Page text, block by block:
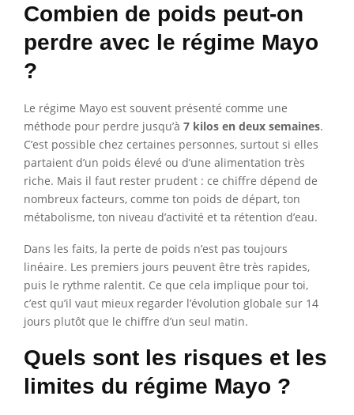
Combien de poids peut-on
perdre avec le régime Mayo
?
Le régime Mayo est souvent présenté comme une
méthode pour perdre jusqu’à 7 kilos en deux semaines.
C’est possible chez certaines personnes, surtout si elles
partaient d’un poids élevé ou d’une alimentation très
riche. Mais il faut rester prudent : ce chiffre dépend de
nombreux facteurs, comme ton poids de départ, ton
métabolisme, ton niveau d’activité et ta rétention d’eau.
Dans les faits, la perte de poids n’est pas toujours
linéaire. Les premiers jours peuvent être très rapides,
puis le rythme ralentit. Ce que cela implique pour toi,
c’est qu’il vaut mieux regarder l’évolution globale sur 14
jours plutôt que le chiffre d’un seul matin.
Quels sont les risques et les
limites du régime Mayo ?